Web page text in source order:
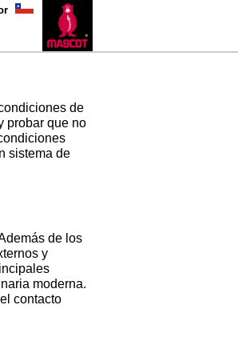
de
probar que no
sistema de
de los
y
moderna.
contacto